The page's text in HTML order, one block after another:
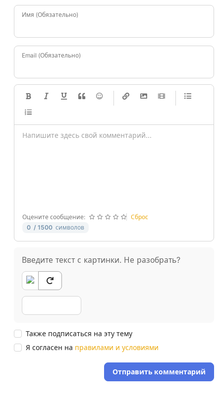
Имя (Обязательно)
Email (Обязательно)
-
-
-
-
-
Оцените сообщение:
Сброс
0 / 1500 символов
Введите текст с картинки. Не разобрать?
Также подписаться на эту тему
Я согласен на правилами и условиями
Отправить комментарий